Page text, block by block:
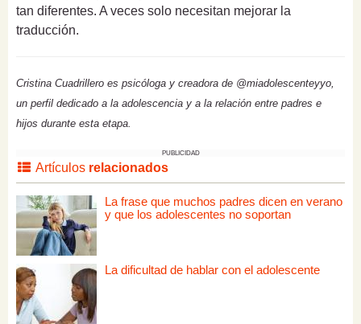
tan diferentes. A veces solo necesitan mejorar la
traducción.
Cristina Cuadrillero es psicóloga y creadora de @miadolescenteyyo,
un perfil dedicado a la adolescencia y a la relación entre padres e
hijos durante esta etapa.
PUBLICIDAD
Artículos relacionados
La frase que muchos padres dicen en verano
y que los adolescentes no soportan
La dificultad de hablar con el adolescente